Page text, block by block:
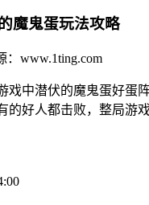
魔鬼蛋玩法攻略
：www.1ting.com
戏中潜伏的魔鬼蛋好蛋
好人都击败，整局游